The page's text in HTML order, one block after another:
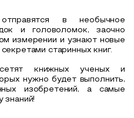
в необычное
и головоломок, заочно
измерении и узнают новые
старинных книг.
книжных ученых и
нужно будет выполнить,
изобретений, а самые
знаний!